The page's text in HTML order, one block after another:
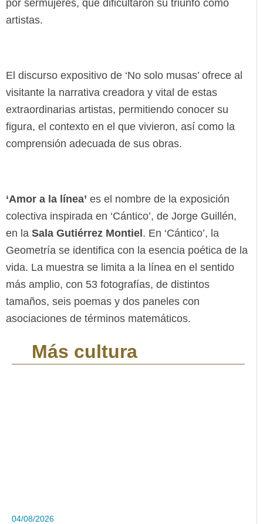
por sermujeres, que dificultaron su triunfo como
artistas.
El discurso expositivo de ‘No solo musas’ ofrece al
visitante la narrativa creadora y vital de estas
extraordinarias artistas, permitiendo conocer su
figura, el contexto en el que vivieron, así como la
comprensión adecuada de sus obras.
‘Amor a la línea’ es el nombre de la exposición
colectiva inspirada en ‘Cántico’, de Jorge Guillén,
en la Sala Gutiérrez Montiel . En ‘Cántico’, la
Geometría se identifica con la esencia poética de la
vida. La muestra se limita a la línea en el sentido
más amplio, con 53 fotografías, de distintos
tamaños, seis poemas y dos paneles con
asociaciones de términos matemáticos.
Más cultura
04/08/2026